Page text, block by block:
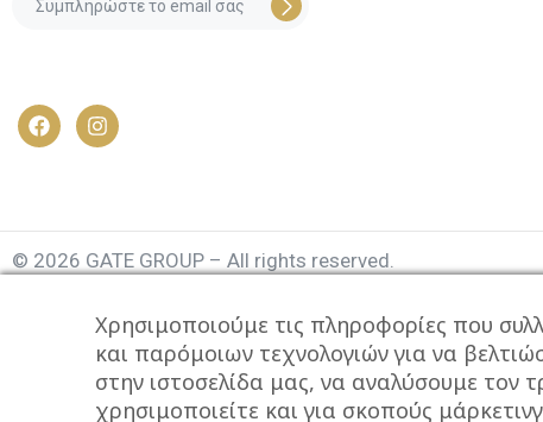
© 2026 GATE GROUP – All rights reserved.
Αριθμός Γ.Ε.ΜΗ. : 077935642000
Αυτός ο ιστότοπος συμμορφώνεται με τον GDPR και
Χρησιμοποιούμε τις πληροφορίες που
και παρόμοιων τεχνολογιών για να
στην ιστοσελίδα μας, να αναλύσουμε τον
χρησιμοποιείτε και για σκοπούς